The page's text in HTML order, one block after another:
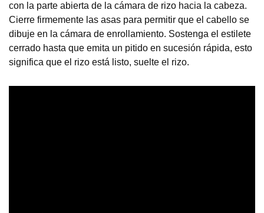
con la parte abierta de la cámara de rizo hacia la cabeza.
Cierre firmemente las asas para permitir que el cabello se
dibuje en la cámara de enrollamiento. Sostenga el estilete
cerrado hasta que emita un pitido en sucesión rápida, esto
significa que el rizo está listo, suelte el rizo.